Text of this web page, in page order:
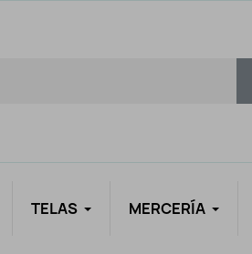
TELAS MERCERÍA